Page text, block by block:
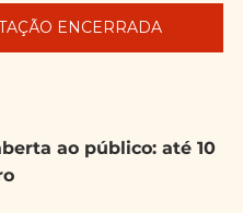
ENCERRADA
ao público: até 10